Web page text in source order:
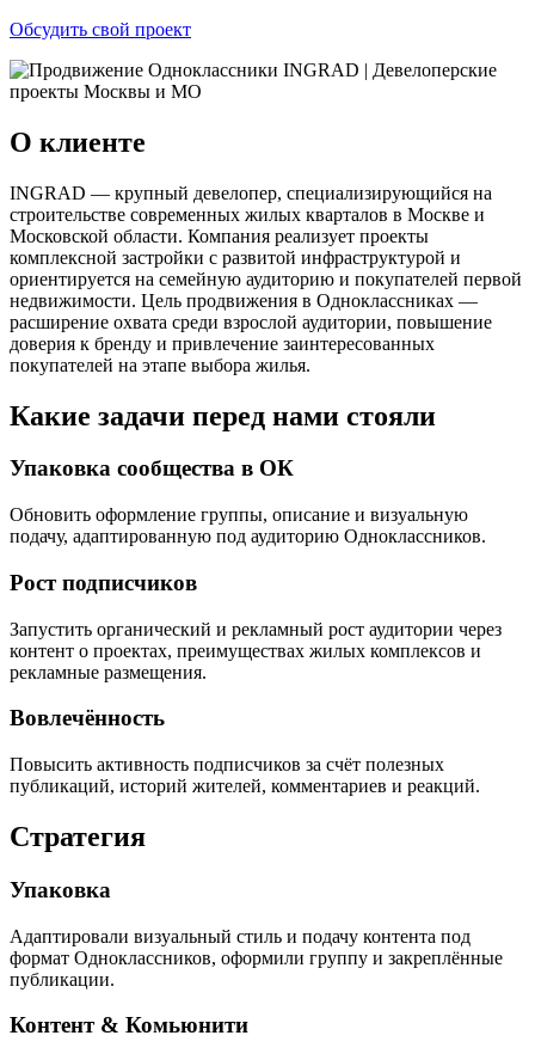
Обсудить свой проект
О клиенте
INGRAD — крупный девелопер, специализирующийся на
строительстве современных жилых кварталов в Москве и
Московской области. Компания реализует проекты
комплексной застройки с развитой инфраструктурой и
ориентируется на семейную аудиторию и покупателей первой
недвижимости. Цель продвижения в Одноклассниках —
расширение охвата среди взрослой аудитории, повышение
доверия к бренду и привлечение заинтересованных
покупателей на этапе выбора жилья.
Какие задачи перед нами стояли
Упаковка сообщества в ОК
Обновить оформление группы, описание и визуальную
подачу, адаптированную под аудиторию Одноклассников.
Рост подписчиков
Запустить органический и рекламный рост аудитории через
контент о проектах, преимуществах жилых комплексов и
рекламные размещения.
Вовлечённость
Повысить активность подписчиков за счёт полезных
публикаций, историй жителей, комментариев и реакций.
Стратегия
Упаковка
Адаптировали визуальный стиль и подачу контента под
формат Одноклассников, оформили группу и закреплённые
публикации.
Контент & Комьюнити